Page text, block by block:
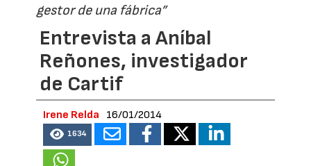
gestor de una fábrica”
Entrevista a Aníbal
Reñones, investigador
de Cartif
Irene Relda 16/01/2014
1634